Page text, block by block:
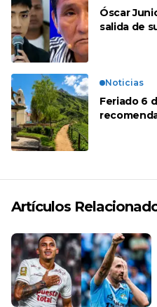
Óscar
salida de
Noticias
Feriado 6
Artículos